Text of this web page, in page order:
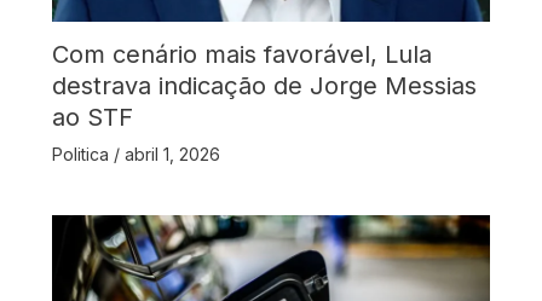
Com cenário mais favorável, Lula
destrava indicação de Jorge Messias
ao STF
Politica / abril 1, 2026